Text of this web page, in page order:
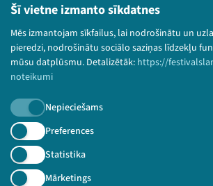
Šī vietne izmanto sīkdatnes
Mēs izmantojam sīkfailus, lai nodrošinātu un
pieredzi, nodrošinātu sociālo saziņas līdzekļu
mūsu datplūsmu. Detalizētāk: https://
noteikumi
Nepieciešams
Preferences
Statistika
Mārketings
Bērnu aizsardzības politika
© 2026 Sarunu festivāls LAMPA
paturētas.
Piesakies jaunumiem!
Nepalaid garām aktuālāko informāciju!